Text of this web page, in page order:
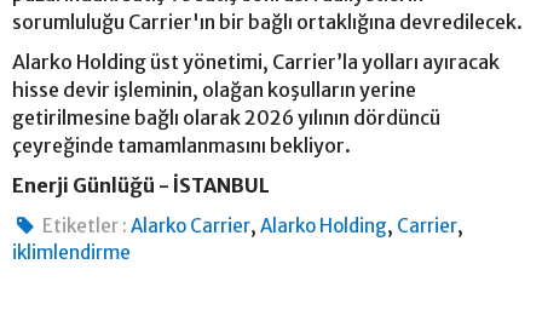
sorumluluğu Carrier'ın bir bağlı ortaklığına devredilecek.
Alarko Holding üst yönetimi, Carrier’la yolları ayıracak
hisse devir işleminin, olağan koşulların yerine
getirilmesine bağlı olarak 2026 yılının dördüncü
çeyreğinde tamamlanmasını bekliyor.
Enerji Günlüğü - İSTANBUL
Etiketler : Alarko Carrier,Alarko Holding, Carrier,
iklimlendirme